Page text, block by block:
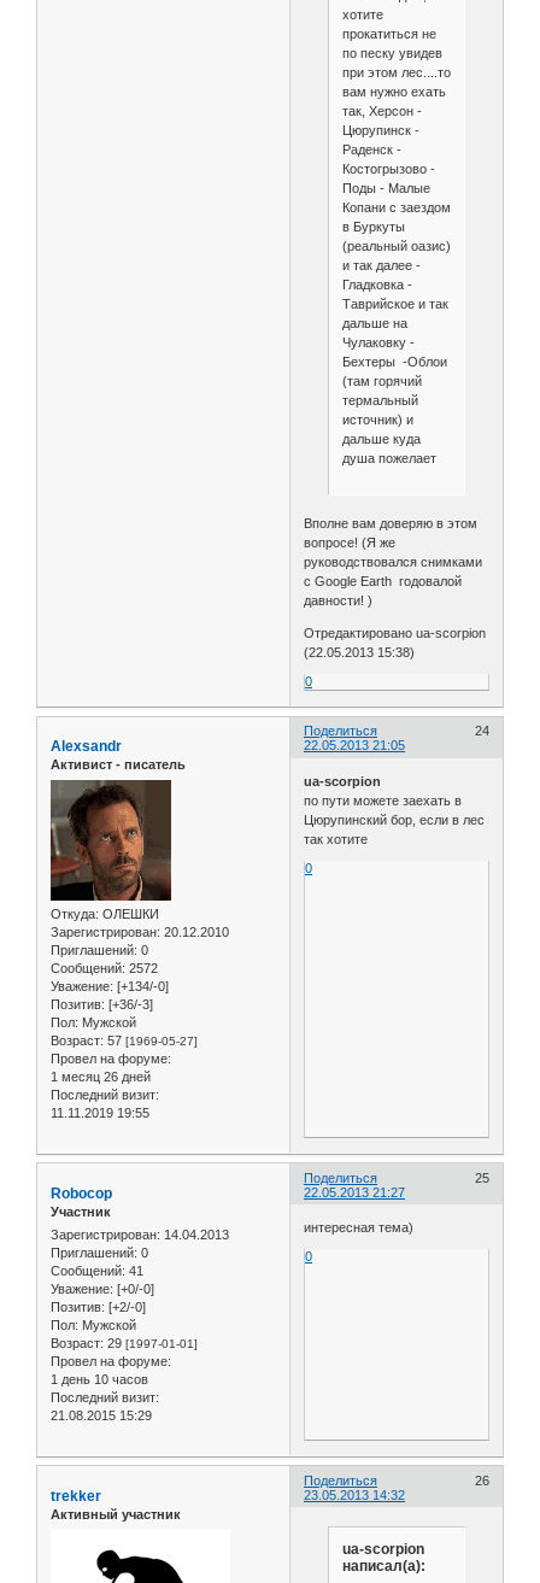
хотите
прокатиться не
по песку увидев
при этом лес....то
вам нужно ехать
так, Херсон -
Цюрупинск -
Раденск -
Костогрызово -
Поды - Малые
Копани с заездом
в Буркуты
(реальный оазис)
и так далее -
Гладковка -
Таврийское и так
дальше на
Чулаковку -
Бехтеры -Облои
(там горячий
термальный
источник) и
дальше куда
душа пожелает
Вполне вам доверяю в этом
вопросе! (Я же
руководствовался снимками
с Google Earth годовалой
давности! )
Отредактировано ua-scorpion
(22.05.2013 15:38)
0
Поделиться
24
22.05.2013 21:05
Alexsandr
Активист - писатель
Откуда: ОЛЕШКИ
Зарегистрирован: 20.12.2010
Приглашений: 0
Сообщений: 2572
Уважение: [+134/-0]
Позитив: [+36/-3]
Пол: Мужской
Возраст: 57 [1969-05-27]
Провел на форуме:
1 месяц 26 дней
Последний визит:
11.11.2019 19:55
ua-scorpion
по пути можете заехать в
Цюрупинский бор, если в лес
так хотите
0
Поделиться
25
22.05.2013 21:27
Robocop
Участник
Зарегистрирован: 14.04.2013
Приглашений: 0
Сообщений: 41
Уважение: [+0/-0]
Позитив: [+2/-0]
Пол: Мужской
Возраст: 29 [1997-01-01]
Провел на форуме:
1 день 10 часов
Последний визит:
21.08.2015 15:29
интересная тема)
0
Поделиться
26
23.05.2013 14:32
trekker
Активный участник
ua-scorpion
написал(а):